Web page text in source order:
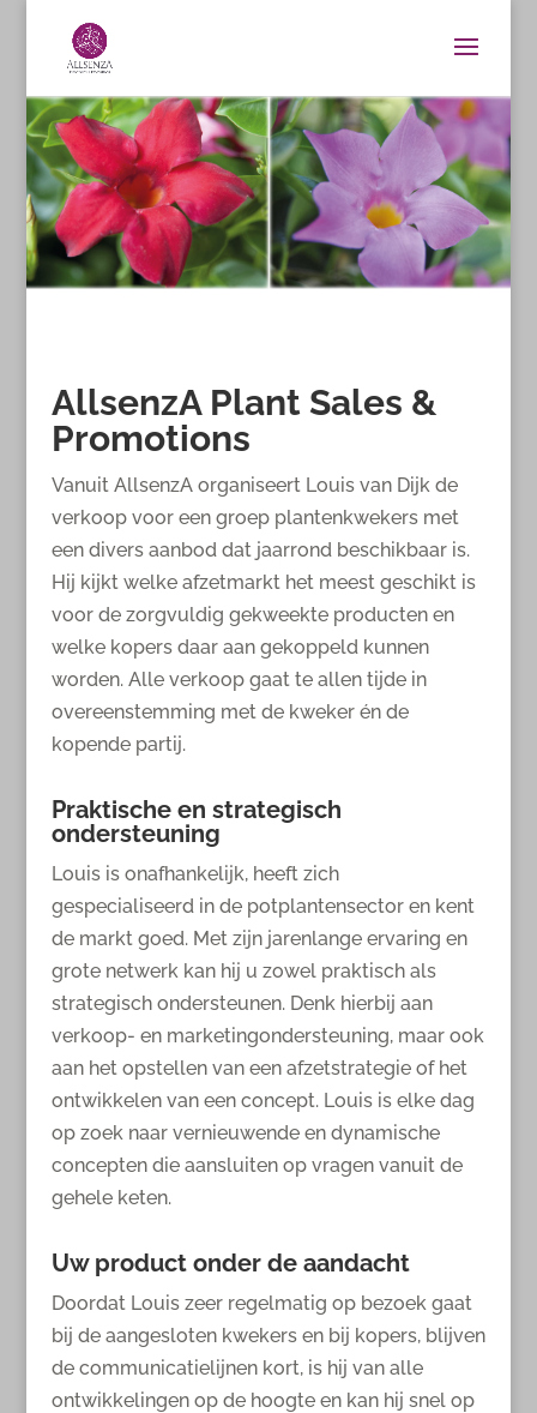
AllsenzA Plant Sales &
Promotions
Vanuit AllsenzA organiseert Louis van Dijk de
verkoop voor een groep plantenkwekers met
een divers aanbod dat jaarrond beschikbaar is.
Hij kijkt welke afzetmarkt het meest geschikt is
voor de zorgvuldig gekweekte producten en
welke kopers daar aan gekoppeld kunnen
worden. Alle verkoop gaat te allen tijde in
overeenstemming met de kweker én de
kopende partij.
Praktische en strategisch
ondersteuning
Louis is onafhankelijk, heeft zich
gespecialiseerd in de potplantensector en kent
de markt goed. Met zijn jarenlange ervaring en
grote netwerk kan hij u zowel praktisch als
strategisch ondersteunen. Denk hierbij aan
verkoop- en marketingondersteuning, maar ook
aan het opstellen van een afzetstrategie of het
ontwikkelen van een concept. Louis is elke dag
op zoek naar vernieuwende en dynamische
concepten die aansluiten op vragen vanuit de
gehele keten.
Uw product onder de aandacht
Doordat Louis zeer regelmatig op bezoek gaat
bij de aangesloten kwekers en bij kopers, blijven
de communicatielijnen kort, is hij van alle
ontwikkelingen op de hoogte en kan hij snel op